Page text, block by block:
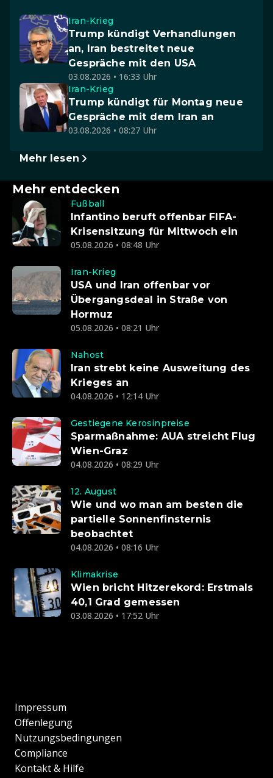
Iran-Krieg
Trump kündigt Verhandlungen
an, Iran bestreitet neue
Gespräche mit den USA
03.08.2026 • 16:33 Uhr
Iran-Krieg
Trump kündigt für Montag neue
Gespräche mit dem Iran an
03.08.2026 • 08:27 Uhr
Mehr lesen
Mehr entdecken
Fußball
Infantino beruft offenbar FIFA-
Krisensitzung für Mittwoch ein
05.08.2026 • 08:48 Uhr
Iran-Krieg
USA und Iran offenbar vor
Übergangsdeal in Straße von
Hormuz
05.08.2026 • 08:21 Uhr
Nahost
Iran strebt keine Ausweitung des
Krieges an
04.08.2026 • 12:14 Uhr
Gestiegene Kerosinpreise
Sparmaßnahme: AUA streicht Flug
Wien-Graz
04.08.2026 • 08:29 Uhr
12. August
Wie und wo man am besten die
partielle Sonnenfinsternis
beobachtet
04.08.2026 • 08:16 Uhr
Klimakrise
Wien bricht Hitzerekord: Erstmals
40,1 Grad gemessen
03.08.2026 • 17:52 Uhr
Impressum
Offenlegung
Nutzungsbedingungen
Compliance
Kontakt & Hilfe